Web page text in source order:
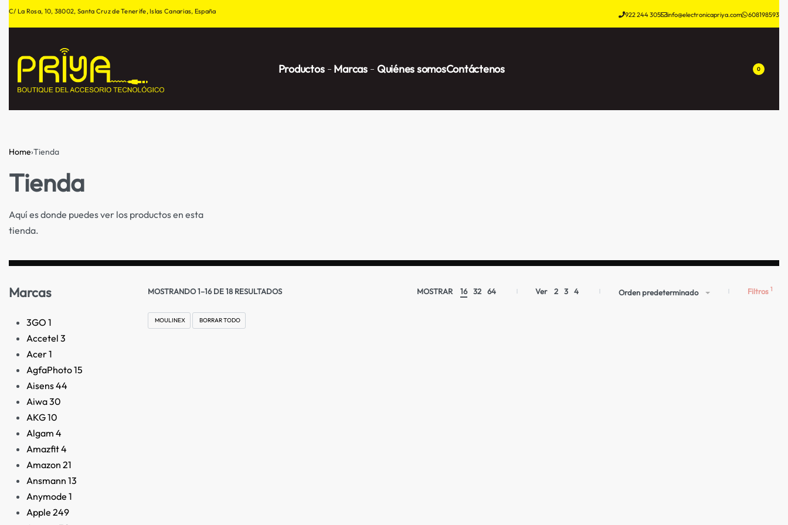
C/ La Rosa, 10, 38002, Santa Cruz de Tenerife, Islas Canarias, España 922 244 305 info@electronicapriya.com 608198593
Productos Marcas Quiénes somosContáctenos 0
Home›Tienda
Tienda
Aquí es donde puedes ver los productos en esta
tienda.
Marcas
3GO 1
Accetel 3
Acer1
AgfaPhoto15
Aisens44
Aiwa30
AKG10
Algam 4
Amazfit4
Amazon 21
Ansmann 13
Anymode 1
Apple 249
MOSTRANDO 1–16 DE 18 RESULTADOS MOSTRAR 16 32 64 Ver 2 3 4 Orden predeterminado Filtros
MOULINEX BORRAR TODO